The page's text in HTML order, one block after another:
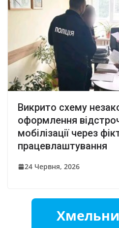
Викрито схему
оформлення
мобілізації через
працевлаштування
24 Червня, 2026